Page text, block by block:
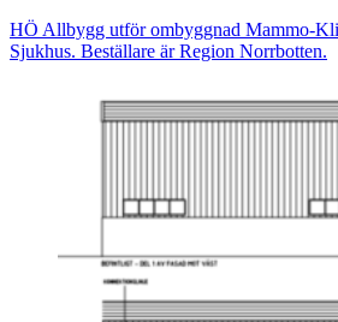
HÖ Allbygg utför ombyggnad Mammo-
Sjukhus. Beställare är Region Norrbotten.